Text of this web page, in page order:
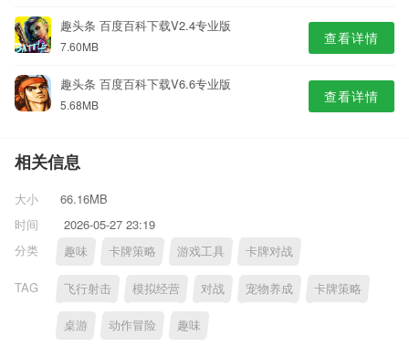
趣头条 百度百科下载V2.4专业版
7.60MB 查看详情
趣头条 百度百科下载V6.6专业版
5.68MB 查看详情
相关信息
大小
66.16MB
时间
2026-05-27 23:19
分类
趣味 卡牌策略 游戏工具 卡牌对战
TAG 飞行射击 模拟经营 对战 宠物养成 卡牌策略
桌游 动作冒险 趣味